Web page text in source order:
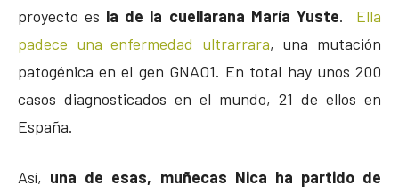
proyecto es la de la cuellarana María Yuste. Ella
padece una enfermedad ultrarrara, una mutación
patogénica en el gen GNAO1. En total hay unos 200
casos diagnosticados en el mundo, 21 de ellos en
España.
Así, una de esas, muñecas Nica ha partido de